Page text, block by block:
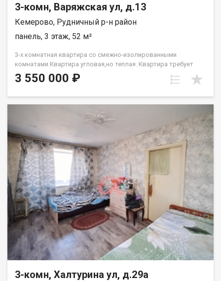
3-комн, Варяжская ул, д.13
Кемерово, Рудничный р-н район
панель, 3 этаж, 52 м²
3-х комнатная квартира со смежно-изолированными
комнатами.Квартира угловая,но теплая. Квартира требует
ремонта.Рядом д/с,школа,множество магазинов. Лена
Васильева
3 550 000 ₽
3-комн, Халтурина ул, д.29а